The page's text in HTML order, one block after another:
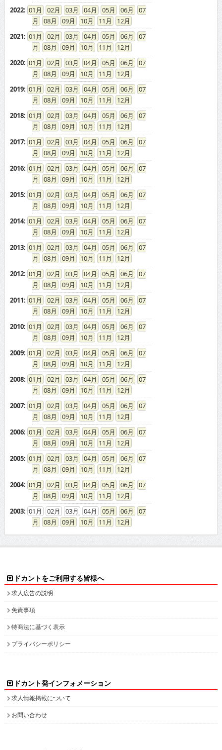
2022: 01 02 03 04 05 06
07
08
09 10 11
12
2021: 01 02 03 04 05 06
07
08
09 10 11
12
2020: 01 02 03 04 05 06
07
08
09 10 11
12
2019: 01 02 03 04 05 06
07
08
09 10 11
12
2018: 01 02 03 04 05 06
07
08
09 10 11
12
2017: 01 02 03 04 05 06
07
08
09 10 11
12
2016: 01 02 03 04 05 06
07
08
09 10 11
12
2015: 01 02 03 04 05 06
07
08
09 10 11
12
2014: 01 02 03 04 05 06
07
08
09 10 11
12
2013: 01 02 03 04 05 06
07
08
09 10 11
12
2012: 01 02 03 04 05 06
07
08
09 10 11
12
2011: 01 02 03 04 05 06
07
08
09 10 11
12
2010: 01 02 03 04 05 06
07
08
09 10 11
12
2009: 01 02 03 04 05 06
07
08
09 10 11
12
2008: 01 02 03 04 05 06
07
08
09 10 11
12
2007: 01 02 03 04 05 06
07
08
09 10 11
12
2006: 01 02 03 04 05 06
07
08
09 10 11
12
2005: 01 02 03 04 05 06
07
08
09 10 11
12
2004: 01 02 03 04 05 06
07
08
09 10 11
12
2003: 01 02 03 04 05 06
07
08
09 10 11 12
ドカントをご利用する皆様へ
求人広告の説明
免責事項
特商法に基づく表示
プライバシーポリシー
ドカント発インフォメーション
求人情報掲載について
お問い合わせ